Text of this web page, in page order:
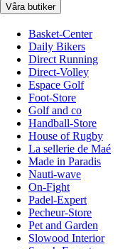
Våra butiker
Basket-Center
Daily Bikers
Direct Running
Direct-Volley
Espace Golf
Foot-Store
Golf and co
Handball-Store
House of Rugby
La sellerie de Maé
Made in Paradis
Nauti-wave
On-Fight
Padel-Expert
Pecheur-Store
Pet and Garden
Slowood Interior